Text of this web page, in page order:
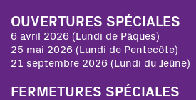
OUVERTURES SPÉCIALES
6 avril 2026 (Lundi de Pâques)
25 mai 2026 (Lundi de Pentecôte)
21 septembre 2026 (Lundi du Jeûne)
FERMETURES SPÉCIALES